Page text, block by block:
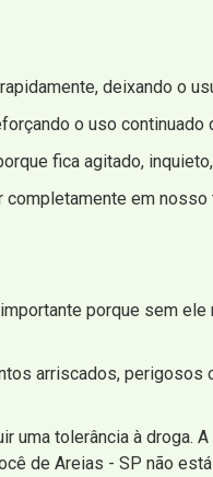
deixando o
o uso continuado
fica agitado,
em
porque sem
arriscados, perigosos
tolerância à droga.
de Areias - SP não